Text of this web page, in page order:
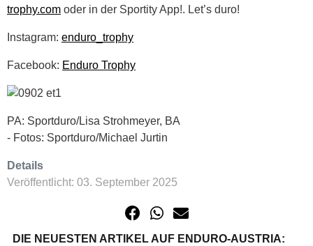
trophy.com oder in der Sportity App!. Let’s duro!
Instagram: enduro_trophy
Facebook: Enduro Trophy
PA: Sportduro/Lisa Strohmeyer, BA
- Fotos: Sportduro/Michael Jurtin
Details
Veröffentlicht: 03. September 2025
DIE NEUESTEN ARTIKEL AUF ENDURO-AUSTRIA: